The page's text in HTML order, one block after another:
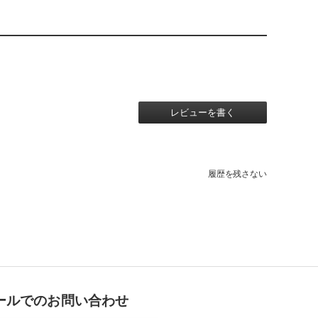
レビューを書く
履歴を残さない
ルでのお問い合わせ